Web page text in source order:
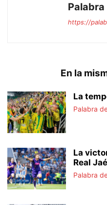
https://
En la
La
Palabra
La
Real
Palabra